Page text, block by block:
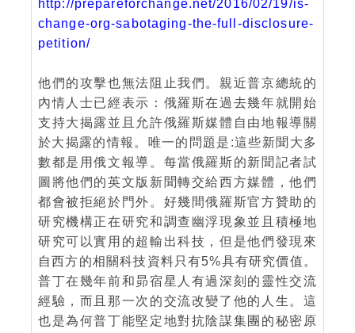
http://prepareforchange.net/2016/02/19/is-
change-org-sabotaging-the-full-disclosure-
petition/
他們的攻擊也無法阻止我們。親近普京總統的
內情人士已經表示：俄羅斯在過去幾年就開始
支持大揭露並且允許俄羅斯媒體自由地報導關
於大揭露的情報。唯一的問題是:這些新聞大多
數都是用俄文報導。每當俄羅斯的新聞記者試
圖將他們的英文版新聞轉交給西方媒體，他們
都會被拒絕於門外。好幾間俄羅斯官方贊助的
研究機構正在研究和調查幽浮現象並且積極地
研究可以實用的超輸出科技，但是他們發現來
自西方的相關科技資料只有5%具有研究價值。
普丁在幾年前和昴宿星人有過深刻的靈性交流
經驗，而且那一次的交流改變了他的人生。這
也是為何普丁能堅定地對抗陰謀集團的秘密原